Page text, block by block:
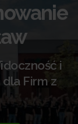
i
Firm z